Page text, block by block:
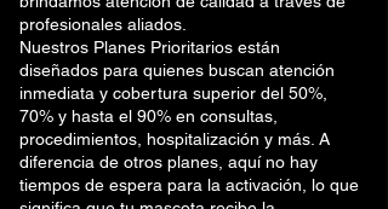
profesionales aliados.
Nuestros Planes Prioritarios están
diseñados para quienes buscan atención
inmediata y cobertura superior del 50%,
70% y hasta el 90% en consultas,
procedimientos, hospitalización y más. A
diferencia de otros planes, aquí no hay
tiempos de espera para la activación, lo que